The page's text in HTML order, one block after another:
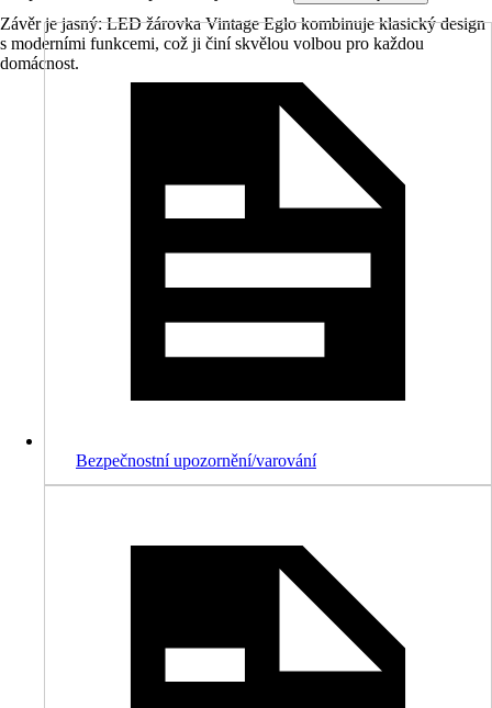
Závěr je jasný: LED žárovka Vintage Eglo kombinuje klasický design
s moderními funkcemi, což ji činí skvělou volbou pro každou
domácnost.
Bezpečnostní upozornění/varování